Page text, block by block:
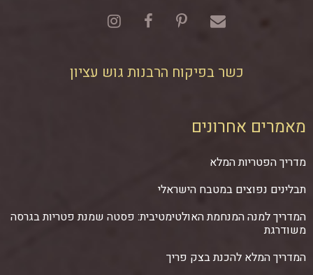
כשר בפיקוח הרבנות גוש עציון
מאמרים אחרונים
מדריך הפטריות המלא
תבלינים נפוצים במטבח הישראלי
המדריך למנה המנחמת האולטימטיבית: פסטה שמנת פטריות בגרסה
משודרגת
המדריך המלא להכנת בצק פריך